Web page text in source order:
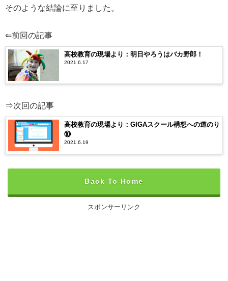
そのような結論に至りました。
⇐前回の記事
高校教育の現場より：明日やろうはバカ野郎！
2021.6.17
⇒次回の記事
高校教育の現場より：GIGAスクール構想への道のり
⑩
2021.6.19
Back To Home
スポンサーリンク